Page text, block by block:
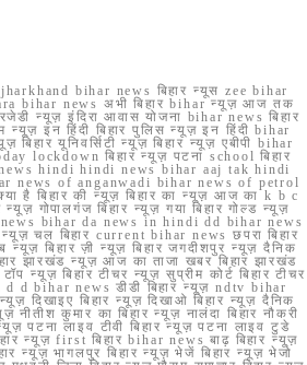
bihar news बिहार न्यूस zee bihar
ara bihar news अभी बिहार bihar न्यूज़ आज तक
न्यूज़ इंदिरा आवास योजना bihar news बिहार
न्यूज़ इन हिंदी बिहार पुलिस न्यूज़ इन हिंदी bihar
यूनिवर्सिटी न्यूज़ बिहार न्यूज़ एबीपी bihar
lockdown बिहार न्यूज़ पटना school बिहार
news hindi hindi news bihar aaj tak hindi
news of anganwadi bihar news of petrol
है बिहार की न्यूज़ बिहार का न्यूज़ आज का k b c
गोपालगंज बिहार न्यूज़ गया बिहार गोल्ड न्यूज़
news bihar da news in hindi dd bihar news
न्यूज़ चल बिहार current bihar news छपरा बिहार
न्यूज़ बिहार ज़ी न्यूज़ बिहार जगदीशपुर न्यूज़ दैनिक
झारखंड न्यूज़ आज का ताजा खबर बिहार झारखंड
न्यूज़ बिहार टीचर न्यूज़ सुप्रीम कोर्ट बिहार टीचर
d bihar news डीडी बिहार न्यूज़ ndtv bihar
दिखाइए बिहार न्यूज़ दिखाओ बिहार न्यूज़ दैनिक
नीतीश कुमार का बिहार न्यूज़ नालंदा बिहार नौकरी
पटना लाइव टीवी बिहार न्यूज़ पटना लाइव टुडे
न्यूज़ first बिहार bihar news बाढ़ बिहार न्यूज़
न्यूज़ भागलपुर बिहार न्यूज़ भेजें बिहार न्यूज़ भेजो